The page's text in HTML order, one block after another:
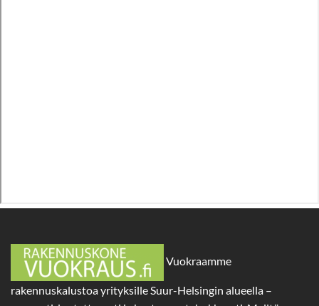
Vuokraamme
rakennuskalustoa yrityksille Suur-Helsingin alueella –